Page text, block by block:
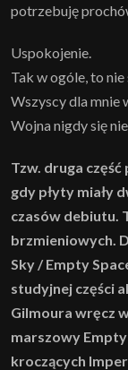
potrzebuję
Uspokojenie.
Tak w ogóle, to
Wszyscy dla mnie
Wojna nigdy się
Tzw. druga część
gdy płyty miały
czasów debiutu.
brzmieniowych.
Sky / Empty
studyjnej części
Gilmoura wręcz
marszowy
kroczących